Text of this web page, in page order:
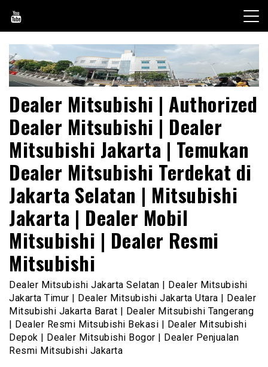
content
Dealer Mitsubishi | Authorized
Dealer Mitsubishi | Dealer
Mitsubishi Jakarta | Temukan
Dealer Mitsubishi Terdekat di
Jakarta Selatan | Mitsubishi
Jakarta | Dealer Mobil
Mitsubishi | Dealer Resmi
Mitsubishi
Dealer Mitsubishi Jakarta Selatan | Dealer Mitsubishi
Jakarta Timur | Dealer Mitsubishi Jakarta Utara | Dealer
Mitsubishi Jakarta Barat | Dealer Mitsubishi Tangerang
| Dealer Resmi Mitsubishi Bekasi | Dealer Mitsubishi
Depok | Dealer Mitsubishi Bogor | Dealer Penjualan
Resmi Mitsubishi Jakarta